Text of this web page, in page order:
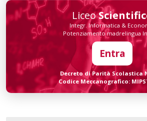
Liceo
Integr. Informatica &
Potenziamento madrelingua
Entra
Decreto di Parità Scolastica
Codice Meccanografico: